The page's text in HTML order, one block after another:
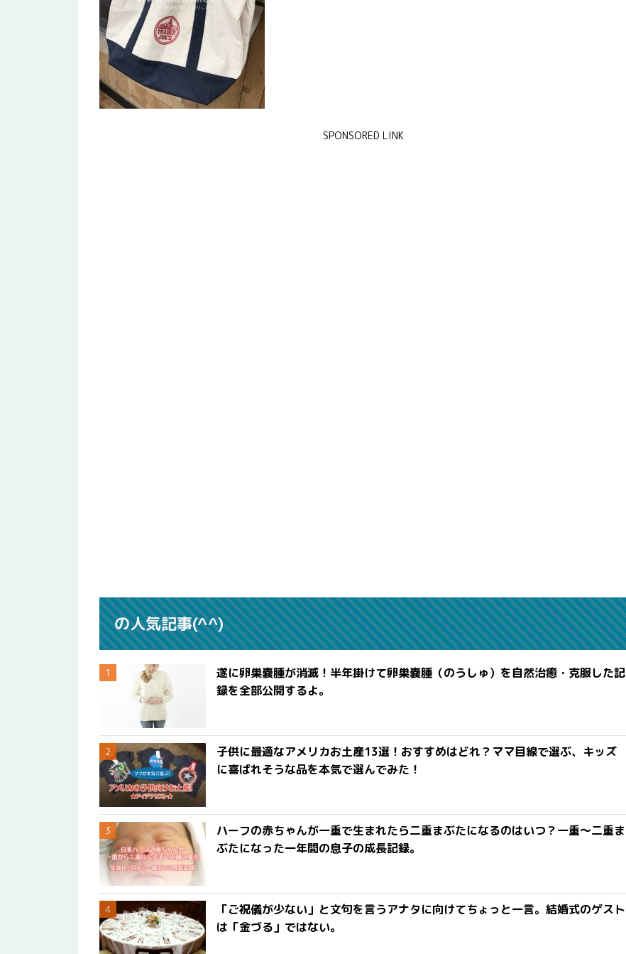
SPONSORED LINK
の人気記事(^^)
遂に卵巣嚢腫が消滅！半年掛けて卵巣嚢腫（のうしゅ）を自然治癒・克服した記
録を全部公開するよ。
子供に最適なアメリカお土産13選！おすすめはどれ？ママ目線で選ぶ、キッズ
に喜ばれそうな品を本気で選んでみた！
ハーフの赤ちゃんが一重で生まれたら二重まぶたになるのはいつ？一重〜二重ま
ぶたになった一年間の息子の成長記録。
「ご祝儀が少ない」と文句を言うアナタに向けてちょっと一言。結婚式のゲスト
は「金づる」ではない。